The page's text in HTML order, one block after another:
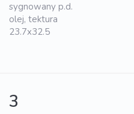
sygnowany p.d.
olej, tektura
23.7x32.5
3